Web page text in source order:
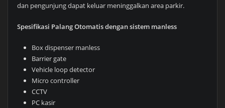
dan pengunjung dapat keluar meninggalkan area parkir.
Spesifikasi Palang Otomatis dengan sistem manless
Box dispenser manless
Barrier gate
Vehicle loop detector
Micro controller
CCTV
PC kasir